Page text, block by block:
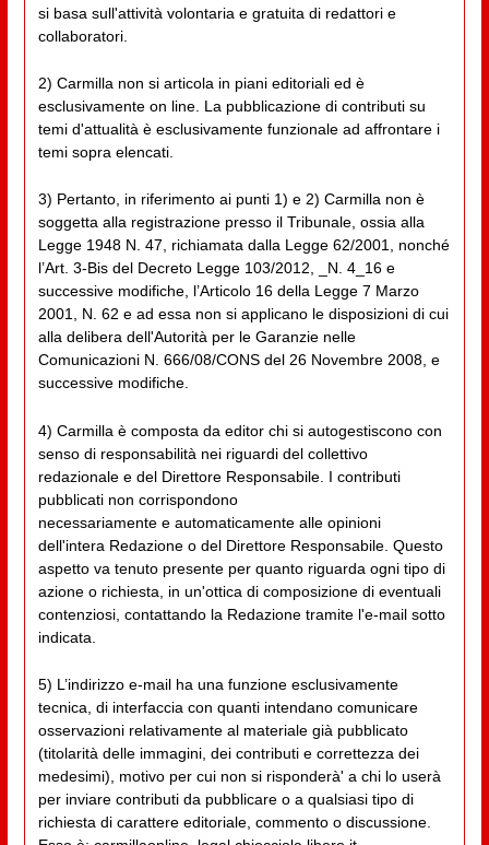
si basa sull'attività volontaria e gratuita di redattori e
collaboratori.
2) Carmilla non si articola in piani editoriali ed è
esclusivamente on line. La pubblicazione di contributi su
temi d'attualità è esclusivamente funzionale ad affrontare i
temi sopra elencati.
3) Pertanto, in riferimento ai punti 1) e 2) Carmilla non è
soggetta alla registrazione presso il Tribunale, ossia alla
Legge 1948 N. 47, richiamata dalla Legge 62/2001, nonché
l’Art. 3-Bis del Decreto Legge 103/2012, _N. 4_16 e
successive modifiche, l’Articolo 16 della Legge 7 Marzo
2001, N. 62 e ad essa non si applicano le disposizioni di cui
alla delibera dell'Autorità per le Garanzie nelle
Comunicazioni N. 666/08/CONS del 26 Novembre 2008, e
successive modifiche.
4) Carmilla è composta da editor chi si autogestiscono con
senso di responsabilità nei riguardi del collettivo
redazionale e del Direttore Responsabile. I contributi
pubblicati non corrispondono
necessariamente e automaticamente alle opinioni
dell'intera Redazione o del Direttore Responsabile. Questo
aspetto va tenuto presente per quanto riguarda ogni tipo di
azione o richiesta, in un'ottica di composizione di eventuali
contenziosi, contattando la Redazione tramite l'e-mail sotto
indicata.
5) L’indirizzo e-mail ha una funzione esclusivamente
tecnica, di interfaccia con quanti intendano comunicare
osservazioni relativamente al materiale già pubblicato
(titolarità delle immagini, dei contributi e correttezza dei
medesimi), motivo per cui non si risponderà' a chi lo userà
per inviare contributi da pubblicare o a qualsiasi tipo di
richiesta di carattere editoriale, commento o discussione.